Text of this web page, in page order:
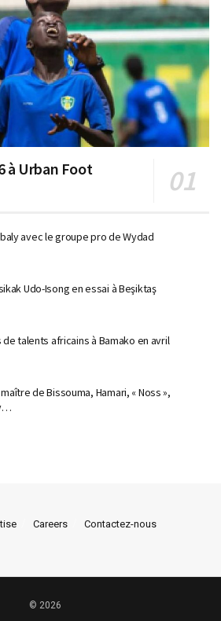
à Urban Foot
avec le groupe pro de Wydad
Udo-Isong en essai à Beşiktaş
de talents africains à Bamako en avril
de Bissouma, Hamari, « Noss »,
Careers Contactez-nous
© 2026